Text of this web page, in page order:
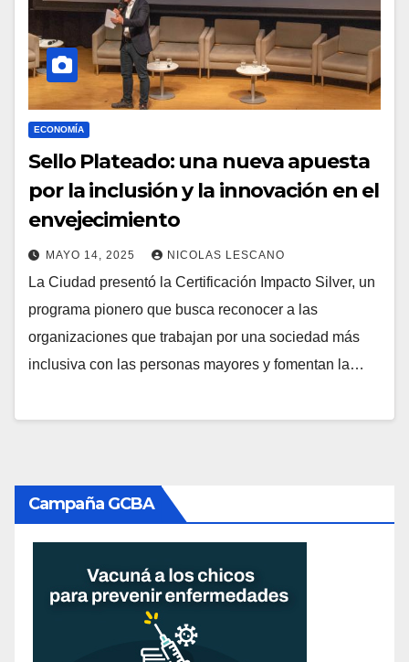
ECONOMÍA
Sello Plateado: una nueva apuesta
por la inclusión y la innovación en el
envejecimiento
MAYO 14, 2025 NICOLAS LESCANO
La Ciudad presentó la Certificación Impacto Silver, un
programa pionero que busca reconocer a las
organizaciones que trabajan por una sociedad más
inclusiva con las personas mayores y fomentan la…
Campaña GCBA